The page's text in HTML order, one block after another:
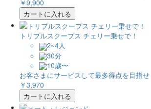
￥9,900
カートに入れる
トリプルスクープス チェリー乗せで！
2~4人
30分
10歳〜
お客さまにサービスして最多得点を目指せ
￥3,970
カートに入れる